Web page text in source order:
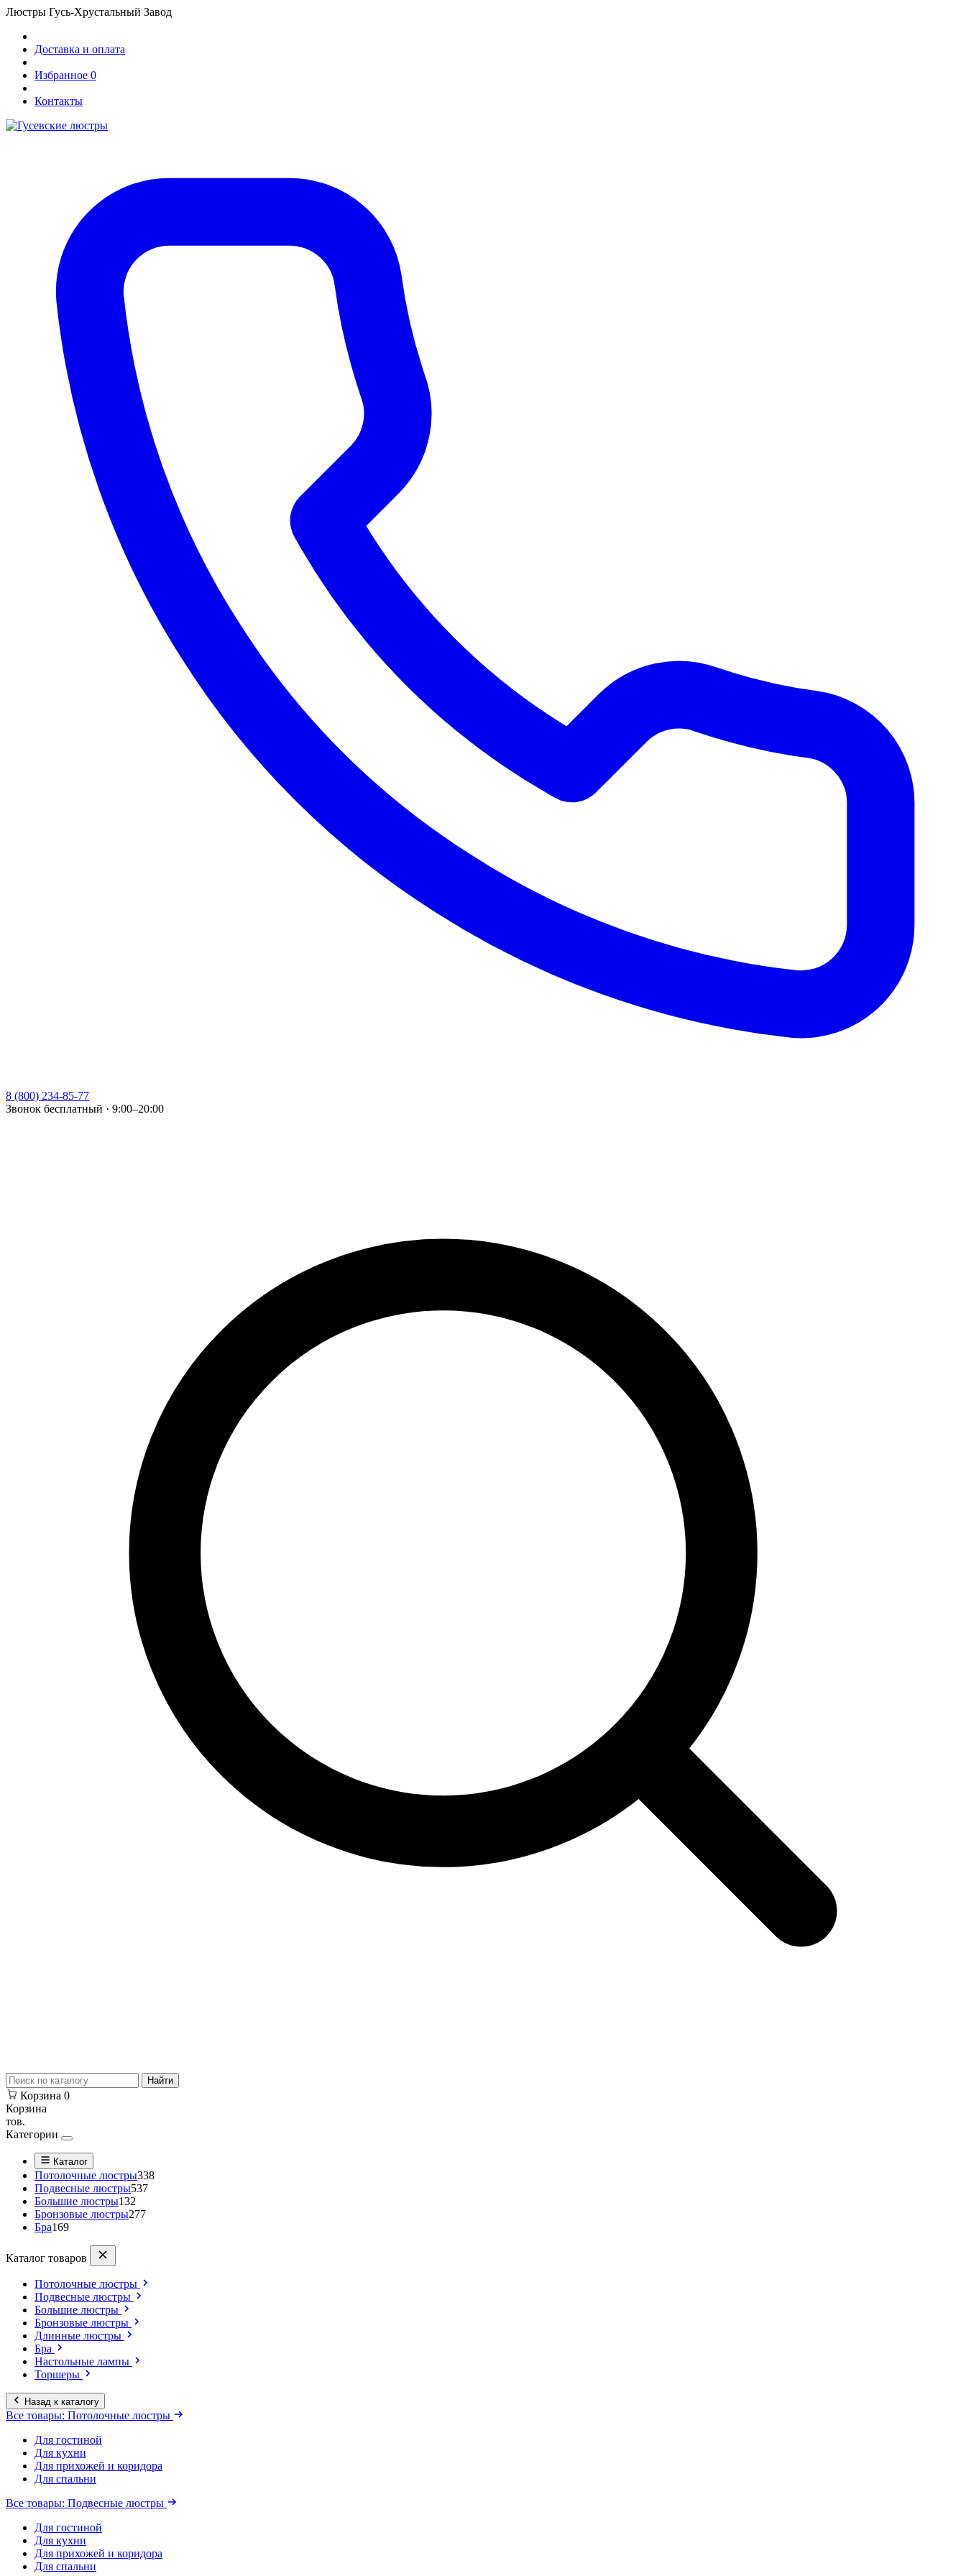
Люстры Гусь-Хрустальный Завод
Доставка и оплата
Избранное 0
Контакты
8 (800) 234-85-77
Звонок бесплатный · 9:00–20:00
Найти
Корзина 0
Корзина
тов.
Категории
Каталог
Потолочные люстры338
Подвесные люстры537
Большие люстры132
Бронзовые люстры277
Бра169
Каталог товаров
Потолочные люстры
Подвесные люстры
Большие люстры
Бронзовые люстры
Длинные люстры
Бра
Настольные лампы
Торшеры
Назад к каталогу
Все товары: Потолочные люстры
Для гостиной
Для кухни
Для прихожей и коридора
Для спальни
Все товары: Подвесные люстры
Для гостиной
Для кухни
Для прихожей и коридора
Для спальни